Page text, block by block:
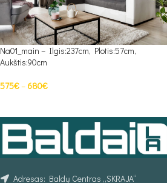
Na01_main – Ilgis:237cm, Plotis:57cm,
Aukštis:90cm
575€– 680€
Adresas: Baldų Centras „SKRAJA“